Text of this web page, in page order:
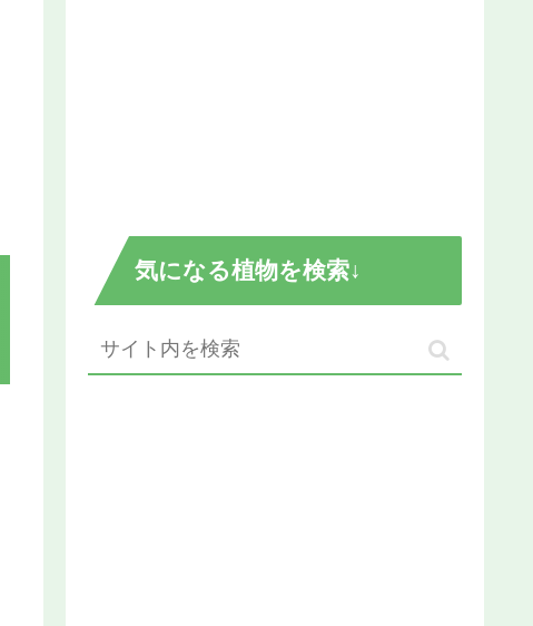
気になる植物を検索↓